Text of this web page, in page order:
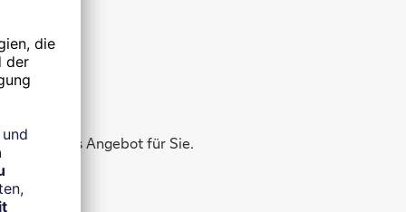
attraktives Angebot für Sie.